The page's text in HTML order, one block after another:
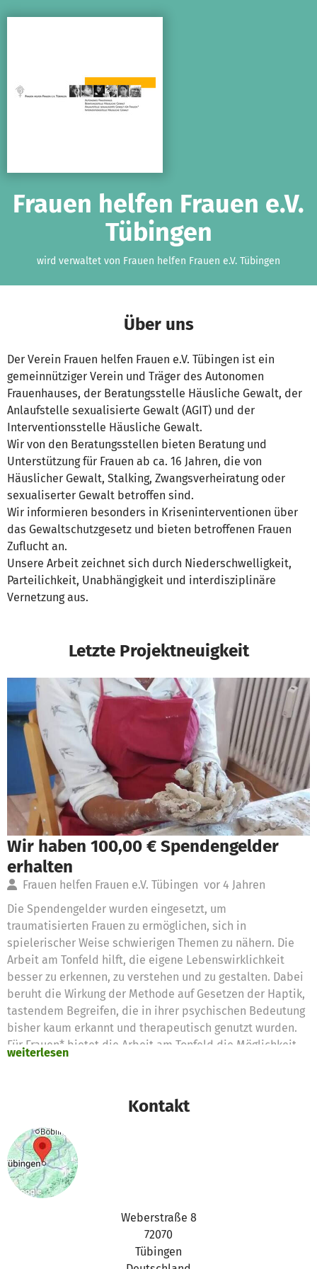
Frauen helfen Frauen e.V.
Tübingen
wird verwaltet von Frauen helfen Frauen e.V. Tübingen
Über uns
Der Verein Frauen helfen Frauen e.V. Tübingen ist ein
gemeinnütziger Verein und Träger des Autonomen
Frauenhauses, der Beratungsstelle Häusliche Gewalt, der
Anlaufstelle sexualisierte Gewalt (AGIT) und der
Interventionsstelle Häusliche Gewalt.
Wir von den Beratungsstellen bieten Beratung und
Unterstützung für Frauen ab ca. 16 Jahren, die von
Häuslicher Gewalt, Stalking, Zwangsverheiratung oder
sexualiserter Gewalt betroffen sind.
Wir informieren besonders in Kriseninterventionen über
das Gewaltschutzgesetz und bieten betroffenen Frauen
Zuflucht an.
Unsere Arbeit zeichnet sich durch Niederschwelligkeit,
Parteilichkeit, Unabhängigkeit und interdisziplinäre
Vernetzung aus.
Letzte Projektneuigkeit
Wir haben 100,00 € Spendengelder
erhalten
Frauen helfen Frauen e.V. Tübingen vor 4 Jahren
Die Spendengelder wurden eingesetzt, um
traumatisierten Frauen zu ermöglichen, sich in
spielerischer Weise schwierigen Themen zu nähern. Die
Arbeit am Tonfeld hilft, die eigene Lebenswirklichkeit
besser zu erkennen, zu verstehen und zu gestalten. Dabei
beruht die Wirkung der Methode auf Gesetzen der Haptik,
tastendem Begreifen, die in ihrer psychischen Bedeutung
bisher kaum erkannt und therapeutisch genutzt wurden.
Für Frauen* bietet die Arbeit am Tonfeld die Möglichkeit,
und Jugend oder im Ewachsenenalter zurückzuführen
weiterlesen
Kontakt
Weberstraße 8
72070
Tübingen